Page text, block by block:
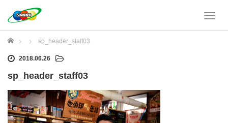
T
ホーム sp_header_staff03
2018.06.26
sp_header_staff03